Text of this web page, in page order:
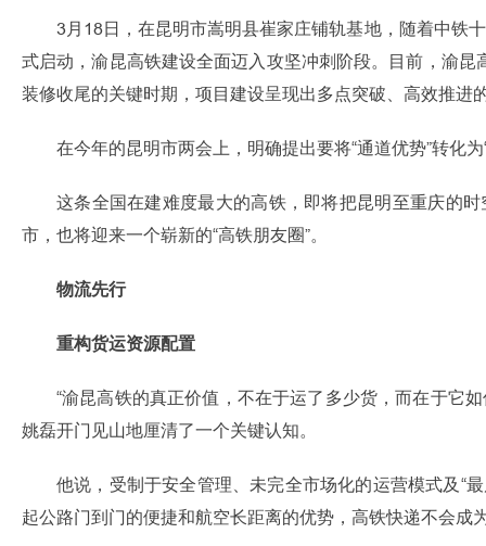
3月18日，在昆明市嵩明县崔家庄铺轨基地，随着中铁
式启动，渝昆高铁建设全面迈入攻坚冲刺阶段。目前，渝
装修收尾的关键时期，项目建设呈现出多点突破、高效推进
在今年的昆明市两会上，明确提出要将“通道优势”转化
这条全国在建难度最大的高铁，即将把昆明至重庆的
市，也将迎来一个崭新的“高铁朋友圈”。
物流先行
重构货运资源配置
“渝昆高铁的真正价值，不在于运了多少货，而在于它
姚磊开门见山地厘清了一个关键认知。
他说，受制于安全管理、未完全市场化的运营模式及“
起公路门到门的便捷和航空长距离的优势，高铁快递不会成